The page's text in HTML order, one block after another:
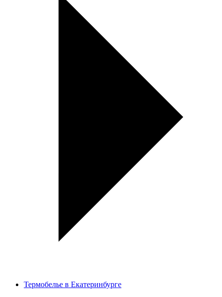
Термобелье в Екатеринбурге